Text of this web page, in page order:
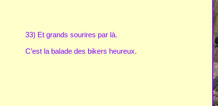
33) Et grands sourires par là.
C’est la balade des bikers heureux.